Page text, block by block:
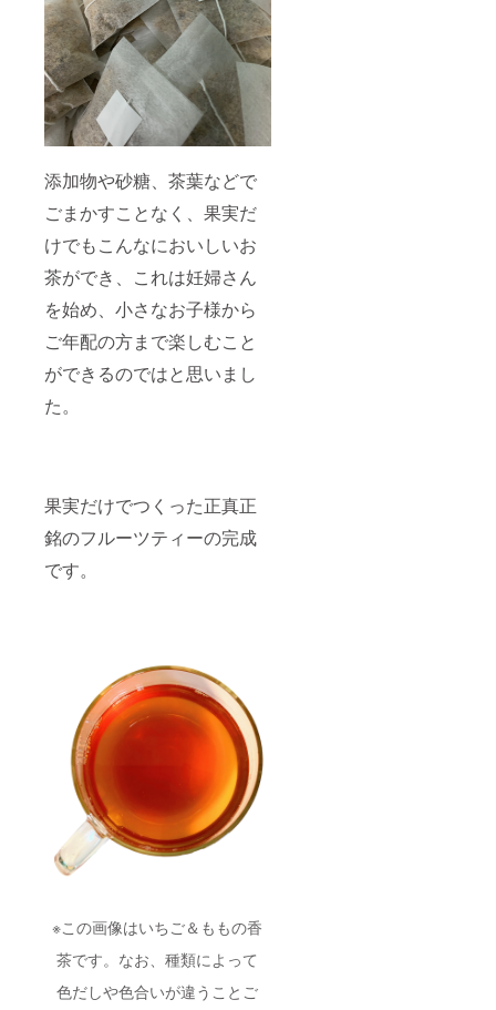
添加物や砂糖、茶葉などで
ごまかすことなく、果実だ
けでもこんなにおいしいお
茶ができ、これは妊婦さん
を始め、小さなお子様から
ご年配の方まで楽しむこと
ができるのではと思いまし
た。
果実だけでつくった正真正
銘のフルーツティーの完成
です。
※この画像はいちご＆ももの香
茶です。なお、種類によって
色だしや色合いが違うことご